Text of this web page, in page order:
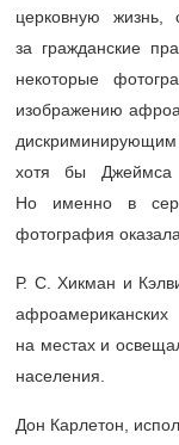
церковную жизнь,
за гражданские
некоторые
изображению
хотя бы Джеймса
Но именно в
фотография
Р. С. Хикман и
на местах и
населения.
Дон Карлетон,